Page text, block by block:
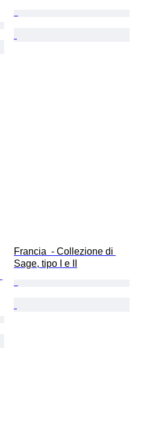
Francia  - Collezione di
Sage, tipo I e II